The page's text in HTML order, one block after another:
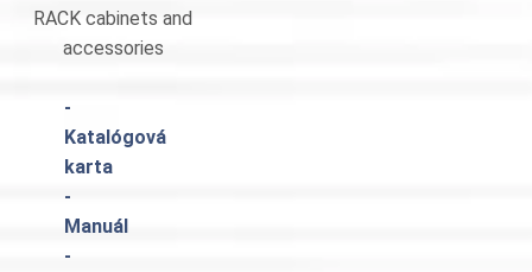
RACK cabinets and
accessories
-
Katalógová
karta
-
Manuál
-